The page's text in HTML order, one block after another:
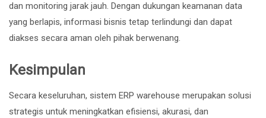
dan monitoring jarak jauh. Dengan dukungan keamanan data
yang berlapis, informasi bisnis tetap terlindungi dan dapat
diakses secara aman oleh pihak berwenang.
Kesimpulan
Secara keseluruhan, sistem ERP warehouse merupakan solusi
strategis untuk meningkatkan efisiensi, akurasi, dan